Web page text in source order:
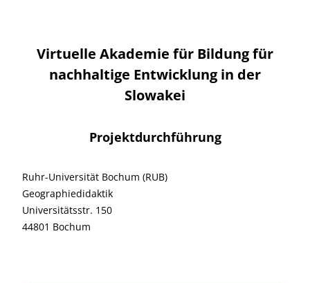
Virtuelle Akademie für Bildung für
nachhaltige Entwicklung in der
Slowakei
Projektdurchführung
Ruhr-Universität Bochum (RUB)
Geographiedidaktik
Universitätsstr. 150
44801 Bochum